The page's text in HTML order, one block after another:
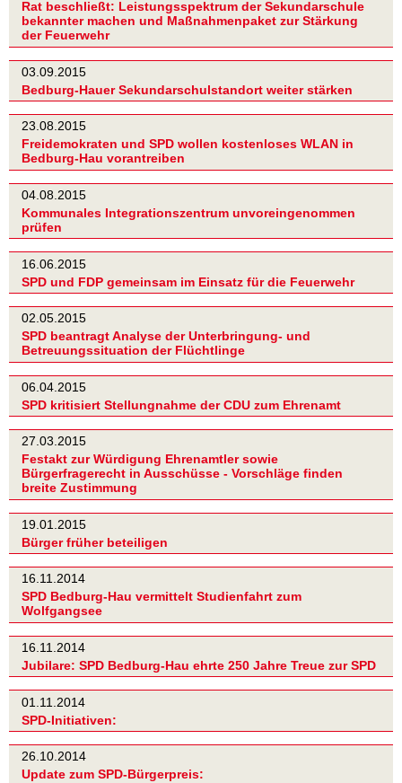
Rat beschließt: Leistungsspektrum der Sekundarschule
bekannter machen und Maßnahmenpaket zur Stärkung
der Feuerwehr
03.09.2015
Bedburg-Hauer Sekundarschulstandort weiter stärken
23.08.2015
Freidemokraten und SPD wollen kostenloses WLAN in
Bedburg-Hau vorantreiben
04.08.2015
Kommunales Integrationszentrum unvoreingenommen
prüfen
16.06.2015
SPD und FDP gemeinsam im Einsatz für die Feuerwehr
02.05.2015
SPD beantragt Analyse der Unterbringung- und
Betreuungssituation der Flüchtlinge
06.04.2015
SPD kritisiert Stellungnahme der CDU zum Ehrenamt
27.03.2015
Festakt zur Würdigung Ehrenamtler sowie
Bürgerfragerecht in Ausschüsse - Vorschläge finden
breite Zustimmung
19.01.2015
Bürger früher beteiligen
16.11.2014
SPD Bedburg-Hau vermittelt Studienfahrt zum
Wolfgangsee
16.11.2014
Jubilare: SPD Bedburg-Hau ehrte 250 Jahre Treue zur SPD
01.11.2014
SPD-Initiativen:
26.10.2014
Update zum SPD-Bürgerpreis: